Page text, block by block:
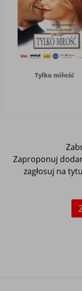
Tylko miłość
Zaproponuj
zagłosuj na